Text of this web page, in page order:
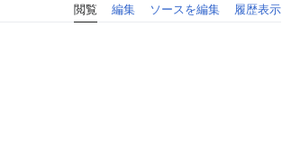
閲覧 編集 ソースを編集 履歴表示